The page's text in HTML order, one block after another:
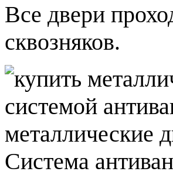
Все двери
сквозняков.
Система